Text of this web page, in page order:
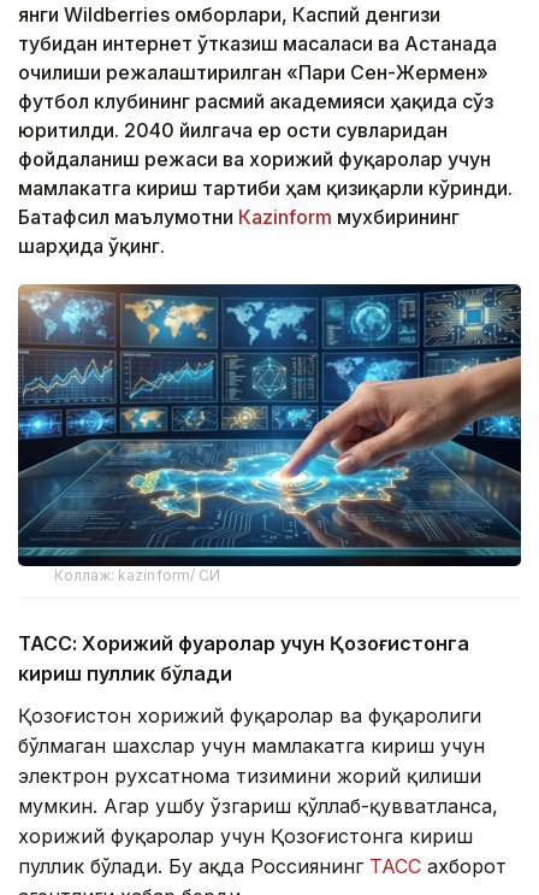
янги Wildberries омборлари, Каспий денгизи
тубидан интернет ўтказиш масаласи ва Астанада
очилиши режалаштирилган «Пари Сен-Жермен»
футбол клубининг расмий академияси ҳақида сўз
юритилди. 2040 йилгача ер ости сувларидан
фойдаланиш режаси ва хорижий фуқаролар учун
мамлакатга кириш тартиби ҳам қизиқарли кўринди.
Батафсил маълумотни Кazinform мухбирининг
шарҳида ўқинг.
Коллаж: kazinform/ СИ
ТАСС: Хорижий фуқаролар учун Қозоғистонга
кириш пуллик бўлади
Қозоғистон хорижий фуқаролар ва фуқаролиги
бўлмаган шахслар учун мамлакатга кириш учун
электрон рухсатнома тизимини жорий қилиши
мумкин. Агар ушбу ўзгариш қўллаб-қувватланса,
хорижий фуқаролар учун Қозоғистонга кириш
пуллик бўлади. Бу ҳақда Россиянинг ТАСС ахборот